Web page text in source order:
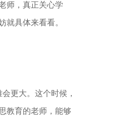
师，真正关心学
就具体来看看。
更大。这个时候，
教育的老师，能够